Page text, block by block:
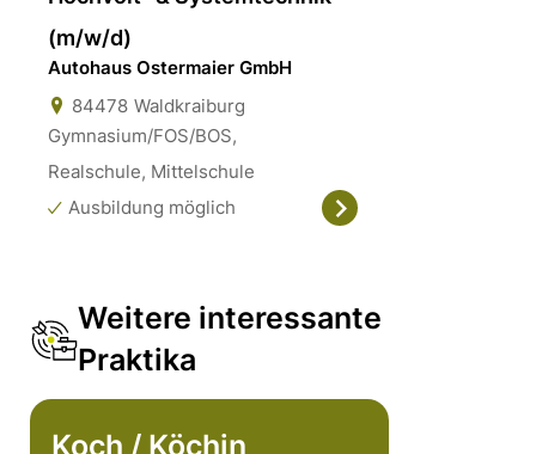
(m/w/d)
Autohaus Ostermaier GmbH
84478 Waldkraiburg
Gymnasium/FOS/BOS,
Realschule, Mittelschule
Ausbildung möglich
Weitere interessante
Praktika
Koch / Köchin